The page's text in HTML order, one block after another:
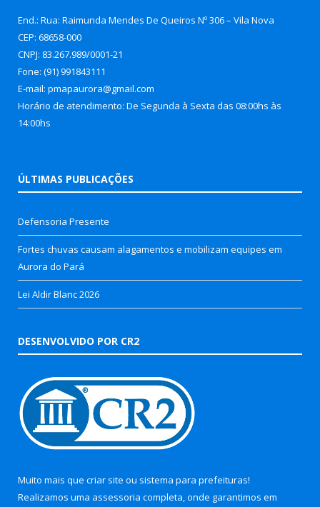
End.: Rua: Raimunda Mendes De Queiros Nº 306 – Vila Nova
CEP: 68658-000
CNPJ: 83.267.989/0001-21
Fone: (91) 991843111
E-mail: pmapaurora@gmail.com
Horário de atendimento: De Segunda à Sexta das 08:00hs às
14:00hs
ÚLTIMAS PUBLICAÇÕES
Defensoria Presente
Fortes chuvas causam alagamentos e mobilizam equipes em
Aurora do Pará
Lei Aldir Blanc 2026
DESENVOLVIDO POR CR2
Muito mais que criar site ou sistema para prefeituras!
Realizamos uma assessoria completa, onde garantimos em